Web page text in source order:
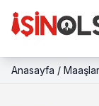
Anasayfa / Maaşlar